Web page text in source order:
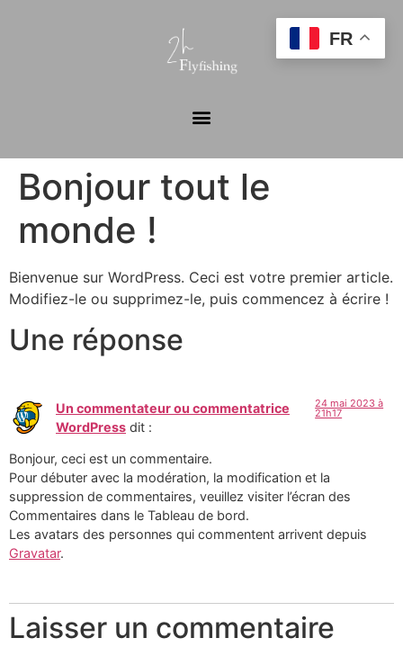
Bonjour tout le
monde !
Bienvenue sur WordPress. Ceci est votre premier article.
Modifiez-le ou supprimez-le, puis commencez à écrire !
Une réponse
Un commentateur ou commentatrice
WordPress dit :
24 mai 2023 à
21h17
Bonjour, ceci est un commentaire.
Pour débuter avec la modération, la modification et la
suppression de commentaires, veuillez visiter l’écran des
Commentaires dans le Tableau de bord.
Les avatars des personnes qui commentent arrivent depuis
Gravatar.
Laisser un commentaire
FR